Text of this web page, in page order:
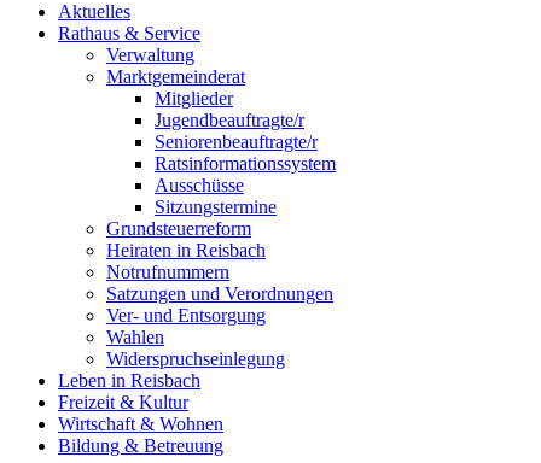
Aktuelles
Rathaus & Service
Verwaltung
Marktgemeinderat
Mitglieder
Jugendbeauftragte/r
Seniorenbeauftragte/r
Ratsinformationssystem
Ausschüsse
Sitzungstermine
Grundsteuerreform
Heiraten in Reisbach
Notrufnummern
Satzungen und Verordnungen
Ver- und Entsorgung
Wahlen
Widerspruchseinlegung
Leben in Reisbach
Freizeit & Kultur
Wirtschaft & Wohnen
Bildung & Betreuung